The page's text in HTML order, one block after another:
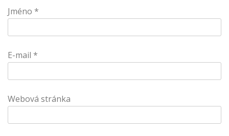
Jméno *
E-mail *
Webová stránka